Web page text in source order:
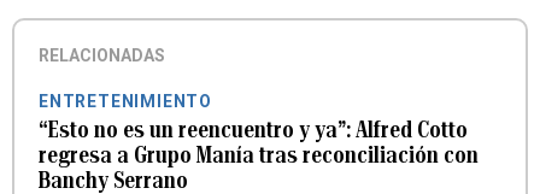
RELACIONADAS
ENTRETENIMIENTO
“Esto no es un reencuentro y ya”: Alfred Cotto
regresa a Grupo Manía tras reconciliación con
Banchy Serrano